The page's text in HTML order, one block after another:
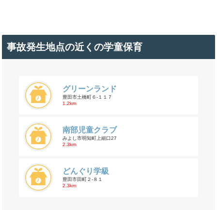
事故発生地点の近くの学童保育
グリーンランド
豊田市土橋町６-１１７
1.2km
南部児童クラブ
みよし市明知町上細口27
2.3km
どんぐり学級
豊田市田町２-８１
2.3km